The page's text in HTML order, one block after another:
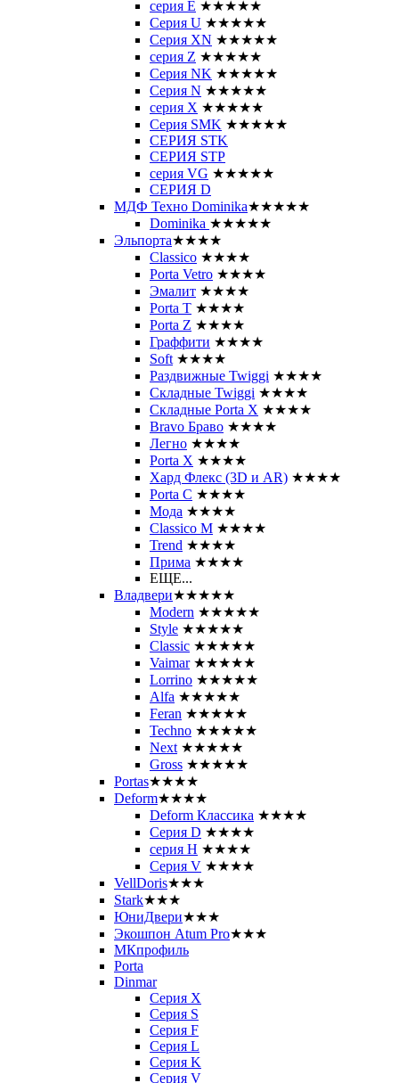
серия E ★★★★★
Серия U ★★★★★
Серия XN ★★★★★
серия Z ★★★★★
Серия NK ★★★★★
Серия N ★★★★★
серия X ★★★★★
Серия SMK ★★★★★
СЕРИЯ STK
СЕРИЯ STP
серия VG ★★★★★
СЕРИЯ D
МДФ Техно Dominika★★★★★
Dominika ★★★★★
Эльпорта★★★★
Classico ★★★★
Porta Vetro ★★★★
Эмалит ★★★★
Porta T ★★★★
Porta Z ★★★★
Граффити ★★★★
Soft ★★★★
Раздвижные Twiggi ★★★★
Складные Twiggi ★★★★
Складные Porta X ★★★★
Bravo Браво ★★★★
Легно ★★★★
Porta X ★★★★
Хард Флекс (3D и AR) ★★★★
Porta C ★★★★
Мода ★★★★
Classico M ★★★★
Trend ★★★★
Прима ★★★★
ЕЩЕ...
Владвери★★★★★
Modern ★★★★★
Style ★★★★★
Classic ★★★★★
Vaimar ★★★★★
Lorrino ★★★★★
Alfa ★★★★★
Feran ★★★★★
Techno ★★★★★
Next ★★★★★
Gross ★★★★★
Portas★★★★
Deform★★★★
Deform Классика ★★★★
Серия D ★★★★
серия H ★★★★
Серия V ★★★★
VellDoris★★★
Stark★★★
ЮниДвери★★★
Экошпон Atum Pro★★★
МКпрофиль
Porta
Dinmar
Серия X
Серия S
Серия F
Серия L
Серия K
Серия V